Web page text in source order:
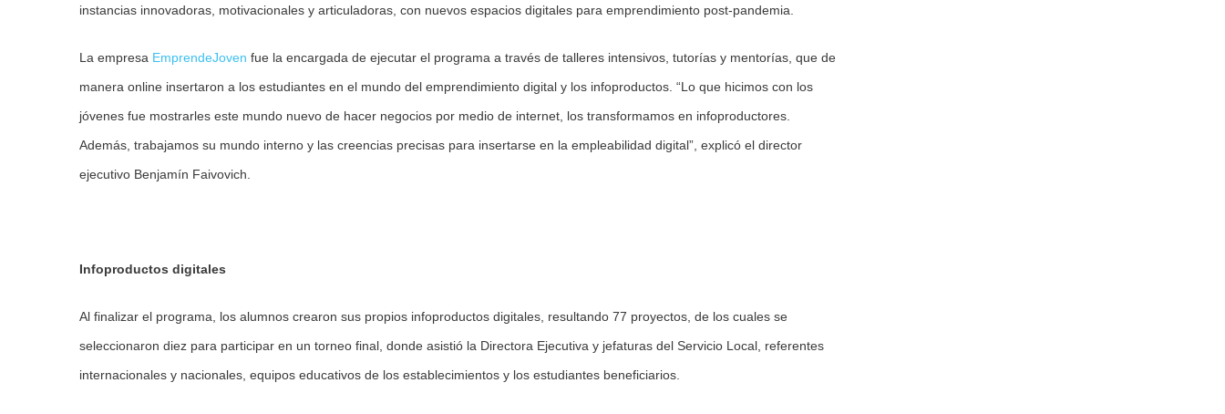
instancias innovadoras, motivacionales y articuladoras, con nuevos espacios digitales para emprendimiento post-pandemia.
La empresa EmprendeJoven fue la encargada de ejecutar el programa a través de talleres intensivos, tutorías y mentorías, que de
manera online insertaron a los estudiantes en el mundo del emprendimiento digital y los infoproductos. “Lo que hicimos con los
jóvenes fue mostrarles este mundo nuevo de hacer negocios por medio de internet, los transformamos en infoproductores.
Además, trabajamos su mundo interno y las creencias precisas para insertarse en la empleabilidad digital”, explicó el director
ejecutivo Benjamín Faivovich.
Infoproductos digitales
Al finalizar el programa, los alumnos crearon sus propios infoproductos digitales, resultando 77 proyectos, de los cuales se
seleccionaron diez para participar en un torneo final, donde asistió la Directora Ejecutiva y jefaturas del Servicio Local, referentes
internacionales y nacionales, equipos educativos de los establecimientos y los estudiantes beneficiarios.